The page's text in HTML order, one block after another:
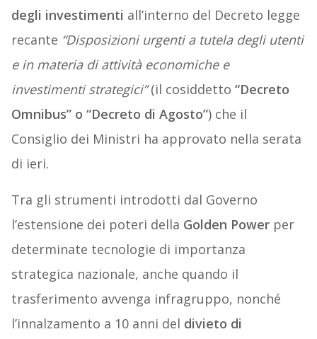
degli investimenti all’interno del Decreto legge
recante “Disposizioni urgenti a tutela degli utenti
e in materia di attività economiche e
investimenti strategici”(il cosiddetto “Decreto
Omnibus” o “Decreto di Agosto”) che il
Consiglio dei Ministri ha approvato nella serata
di ieri.
Tra gli strumenti introdotti dal Governo
l’estensione dei poteri della Golden Powerper
determinate tecnologie di importanza
strategica nazionale, anche quando il
trasferimento avvenga infragruppo, nonché
l’innalzamento a 10 anni del divieto di